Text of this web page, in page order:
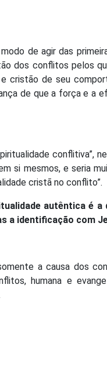
de agir das
dos conflitos pelos
cristão de seu
de que a força e a
conflitiva”,
si mesmos, e seria
cristã no conflito”.
autêntica é
a identificação com
a causa dos
humana e